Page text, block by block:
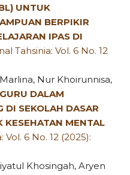
UNTUK
BERPIKIR
IPAS DI
Tahsinia: Vol. 6 No. 12
Nur Khoirunnisa,
DALAM
DI SEKOLAH DASAR
KESEHATAN MENTAL
Vol. 6 No. 12 (2025):
Khosingah, Aryen